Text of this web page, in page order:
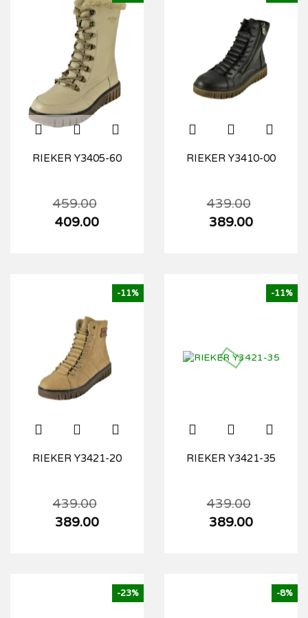
RIEKER Y3405-60
459.00
409.00
RIEKER Y3410-00
439.00
389.00
RIEKER Y3421-20
439.00
-11%
389.00
RIEKER Y3421-35
439.00
-11%
389.00
-23% -8%